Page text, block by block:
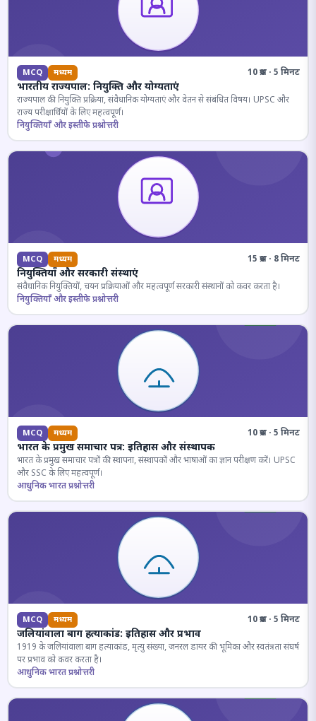
MCQ मध्यम 10 प्रश्न · 5 मिनट
भारतीय राज्यपाल: नियुक्ति और योग्यताएं
राज्यपाल की नियुक्ति प्रक्रिया, संवैधानिक योग्यताएं और वेतन से संबंधित विषय। UPSC और
राज्य परीक्षार्थियों के लिए महत्वपूर्ण।
नियुक्तियाँ और इस्तीफे प्रश्नोत्तरी
MCQ मध्यम 15 प्रश्न · 8 मिनट
नियुक्तियाँ और सरकारी संस्थाएं
संवैधानिक नियुक्तियों, चयन प्रक्रियाओं और महत्वपूर्ण सरकारी संस्थानों को कवर करता है।
नियुक्तियाँ और इस्तीफे प्रश्नोत्तरी
MCQ मध्यम 10 प्रश्न · 5 मिनट
भारत के प्रमुख समाचार पत्र: इतिहास और संस्थापक
भारत के प्रमुख समाचार पत्रों की स्थापना, संस्थापकों और भाषाओं का ज्ञान परीक्षण करें। UPSC
और SSC के लिए महत्वपूर्ण।
आधुनिक भारत प्रश्नोत्तरी
MCQ मध्यम 10 प्रश्न · 5 मिनट
जलियांवाला बाग हत्याकांड: इतिहास और प्रभाव
1919 के जलियांवाला बाग हत्याकांड, मृत्यु संख्या, जनरल डायर की भूमिका और स्वतंत्रता संघर्ष
पर प्रभाव को कवर करता है।
आधुनिक भारत प्रश्नोत्तरी